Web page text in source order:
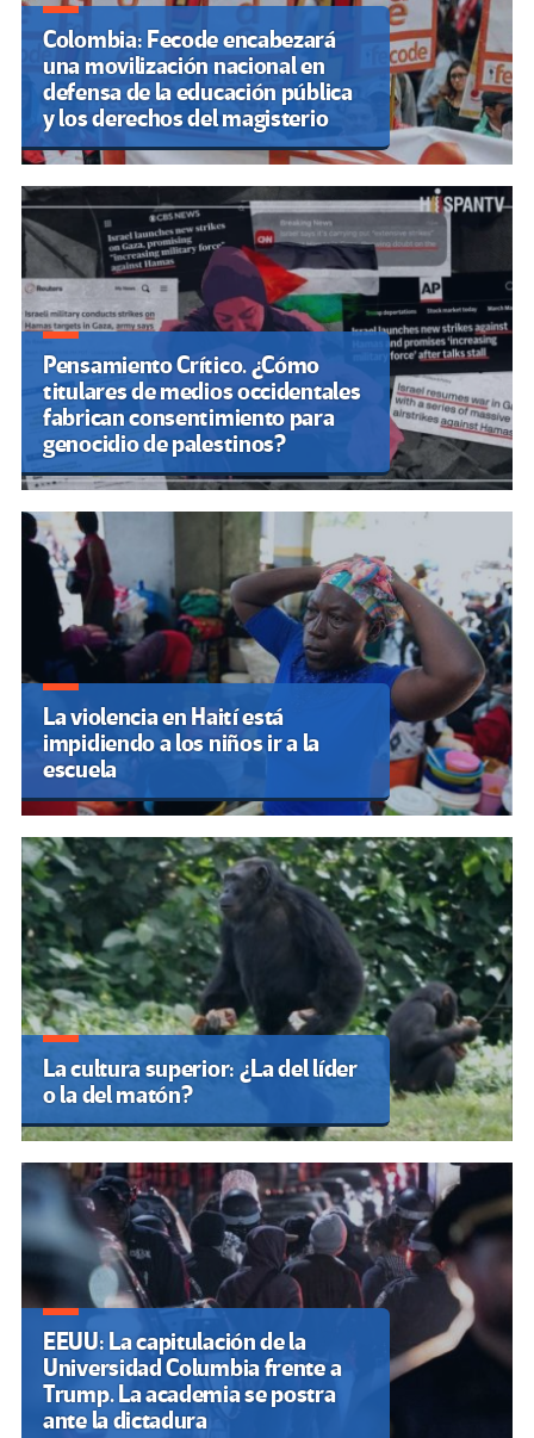
Colombia: Fecode encabezará
una movilización nacional en
defensa de la educación pública
y los derechos del magisterio
Pensamiento Crítico. ¿Cómo
titulares de medios occidentales
fabrican consentimiento para
genocidio de palestinos?
La violencia en Haití está
impidiendo a los niños ir a la
escuela
La cultura superior: ¿La del líder
o la del matón?
EEUU: La capitulación de la
Universidad Columbia frente a
Trump. La academia se postra
ante la dictadura